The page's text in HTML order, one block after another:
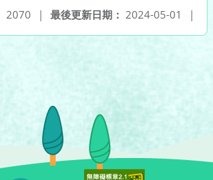
最後更新日期： 2024-05-01 |
2070 |